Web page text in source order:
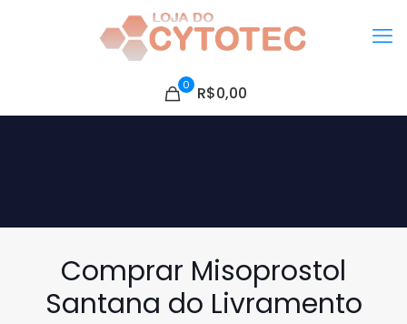
0 R$0,00
Comprar Misoprostol
Santana do Livramento